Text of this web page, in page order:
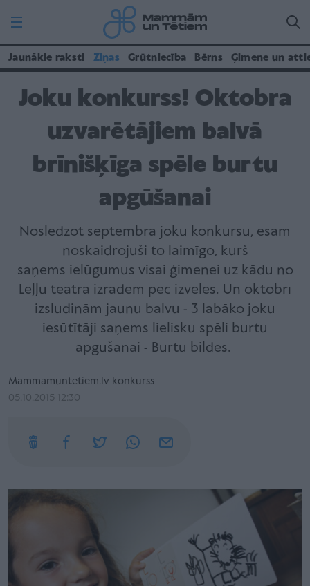
Jaunākie raksti Ziņas Grūtniecība Bērns Ģimene un
Joku konkurss! Oktobra
uzvarētājiem balvā
brīnišķīga spēle burtu
apgūšanai
Noslēdzot septembra joku konkursu, esam
noskaidrojuši to laimīgo, kurš
saņems ielūgumus visai ģimenei uz kādu no
Leļļu teātra izrādēm pēc izvēles. Un oktobrī
izsludinām jaunu balvu - 3 labāko joku
iesūtītāji saņems lielisku spēli burtu
apgūšanai - Burtu bildes.
Mammamuntetiem.lv konkurss
05.10.2015 12:30